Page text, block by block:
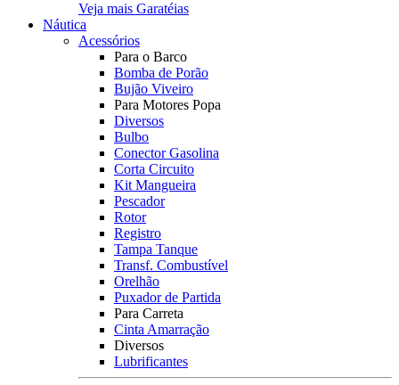
Veja mais Garatéias
Náutica
Acessórios
Para o Barco
Bomba de Porão
Bujão Viveiro
Para Motores Popa
Diversos
Bulbo
Conector Gasolina
Corta Circuito
Kit Mangueira
Pescador
Rotor
Registro
Tampa Tanque
Transf. Combustível
Orelhão
Puxador de Partida
Para Carreta
Cinta Amarração
Diversos
Lubrificantes